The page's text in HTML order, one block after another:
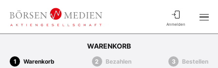
Anmelden
WARENKORB
Warenkorb Bezahlen Bestellen